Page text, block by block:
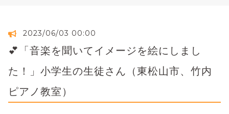
2023/06/03 00:00
💕「音楽を聞いてイメージを絵にしまし
た！」小学生の生徒さん（東松山市、竹内
ピアノ教室）